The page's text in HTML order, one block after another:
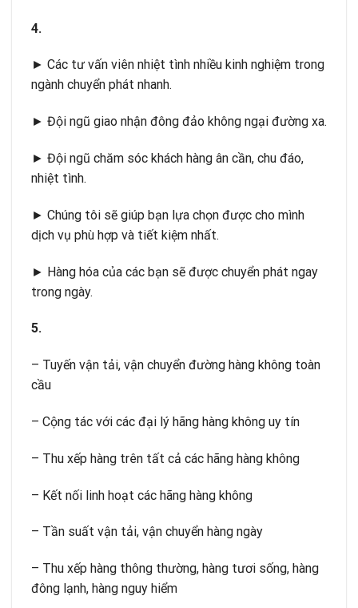
4.
► Các tư vấn viên nhiệt tình nhiều kinh nghiệm trong
ngành chuyển phát nhanh.
► Đội ngũ giao nhận đông đảo không ngại đường xa.
► Đội ngũ chăm sóc khách hàng ân cần, chu đáo,
nhiệt tình.
► Chúng tôi sẽ giúp bạn lựa chọn được cho mình
dịch vụ phù hợp và tiết kiệm nhất.
► Hàng hóa của các bạn sẽ được chuyển phát ngay
trong ngày.
5.
– Tuyến vận tải, vận chuyển đường hàng không toàn
cầu
– Cộng tác với các đại lý hãng hàng không uy tín
– Thu xếp hàng trên tất cả các hãng hàng không
– Kết nối linh hoạt các hãng hàng không
– Tần suất vận tải, vận chuyển hàng ngày
– Thu xếp hàng thông thường, hàng tươi sống, hàng
đông lạnh, hàng nguy hiểm